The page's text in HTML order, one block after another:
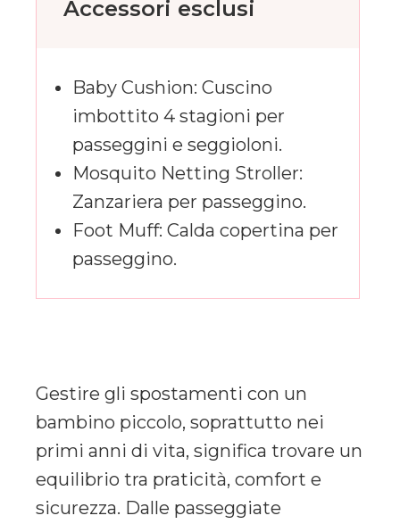
Accessori esclusi
Baby Cushion: Cuscino
imbottito 4 stagioni per
passeggini e seggioloni.
Mosquito Netting Stroller:
Zanzariera per passeggino.
Foot Muff: Calda copertina per
passeggino.
Gestire gli spostamenti con un
bambino piccolo, soprattutto nei
primi anni di vita, significa trovare un
equilibrio tra praticità, comfort e
sicurezza. Dalle passeggiate